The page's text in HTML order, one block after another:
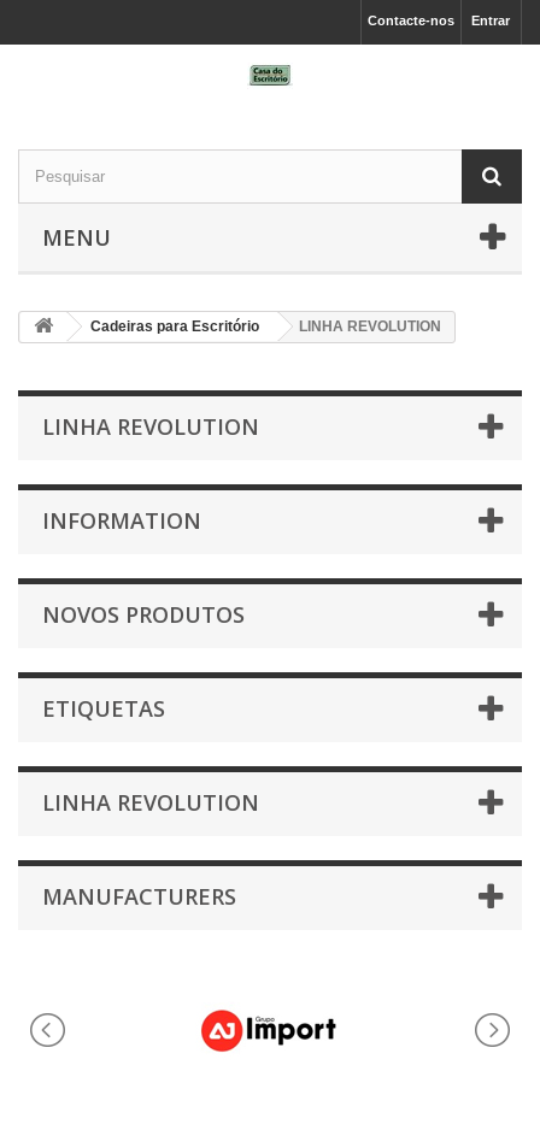
Entrar
Contacte-nos
MENU
Cadeiras para Escritório LINHA REVOLUTION
LINHA REVOLUTION
INFORMATION
NOVOS PRODUTOS
ETIQUETAS
LINHA REVOLUTION
MANUFACTURERS